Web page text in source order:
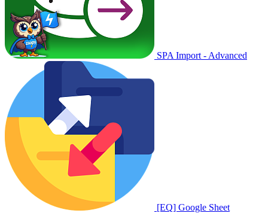
SPA Import - Advanced
[EQ] Google Sheet